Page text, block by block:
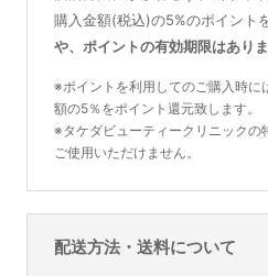
購入金額(税込)の5%のポイント
や、ポイントの有効期限はありま
※ポイントを利用してのご購入時に
額の5％をポイント還元致します。
※タケダビューティークリニックの
ご使用いただけません。
配送方法・送料について